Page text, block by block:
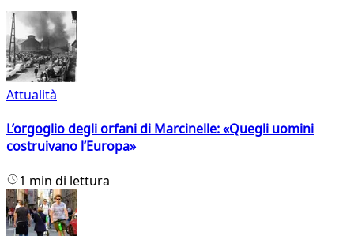
Attualità
L’orgoglio degli orfani di Marcinelle: «Quegli uomini
costruivano l’Europa»
1 min di lettura